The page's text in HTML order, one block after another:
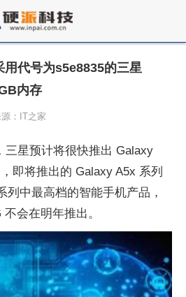
代号为s5e8835的三星
内存
：IT之家
三星预计将很快推出 Galaxy
即将推出的 Galaxy A5x 系列
列中最高档的智能手机产品，
会在明年推出。